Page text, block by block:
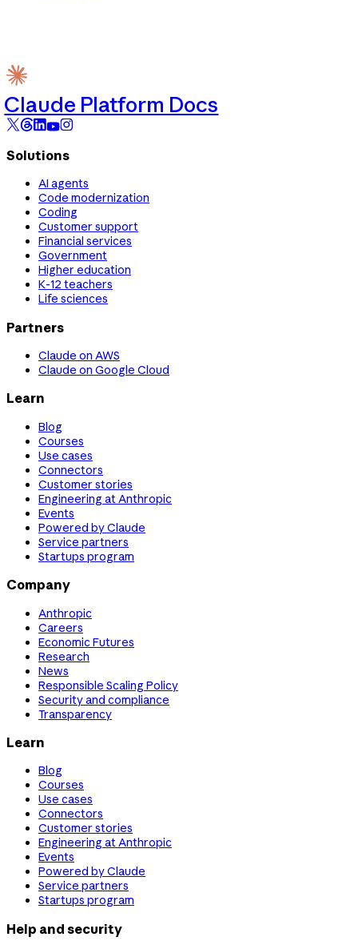
Claude Platform Docs
Solutions
AI agents
Code modernization
Coding
Customer support
Financial services
Government
Higher education
K-12 teachers
Life sciences
Partners
Claude on AWS
Claude on Google Cloud
Learn
Blog
Courses
Use cases
Connectors
Customer stories
Engineering at Anthropic
Events
Powered by Claude
Service partners
Startups program
Company
Anthropic
Careers
Economic Futures
Research
News
Responsible Scaling Policy
Security and compliance
Transparency
Learn
Blog
Courses
Use cases
Connectors
Customer stories
Engineering at Anthropic
Events
Powered by Claude
Service partners
Startups program
Help and security